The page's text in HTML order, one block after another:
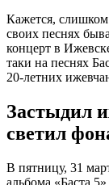
Кажется, слишком
своих песнях
концерт в
таки на песнях
20-летних
Застыдил
светил
В пятницу, 31
альбома «Баста